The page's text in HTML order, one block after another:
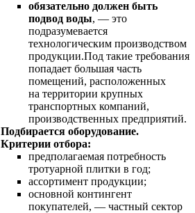
обязательно должен быть
подвод воды, — это
подразумевается
технологическим производством
продукции.Под такие требования
попадает большая часть
помещений, расположенных
на территории крупных
транспортных компаний,
производственных предприятий.
Подбирается оборудование.
Критерии отбора:
предполагаемая потребность
тротуарной плитки в год;
ассортимент продукции;
основной контингент
покупателей, — частный сектор